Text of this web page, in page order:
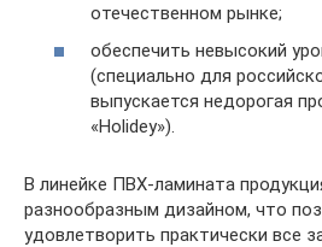
отечественном рынке;
обеспечить невысокий
(специально для
выпускается недорогая
«Holidey»).
В линейке ПВХ-ламината
разнообразным дизайном, что
удовлетворить практически все